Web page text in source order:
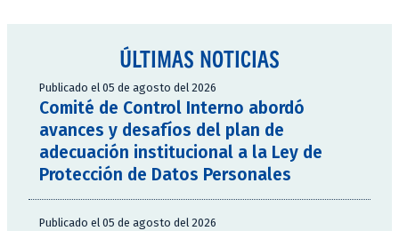
ÚLTIMAS NOTICIAS
Publicado el 05 de agosto del 2026
Comité de Control Interno abordó
avances y desafíos del plan de
adecuación institucional a la Ley de
Protección de Datos Personales
Publicado el 05 de agosto del 2026